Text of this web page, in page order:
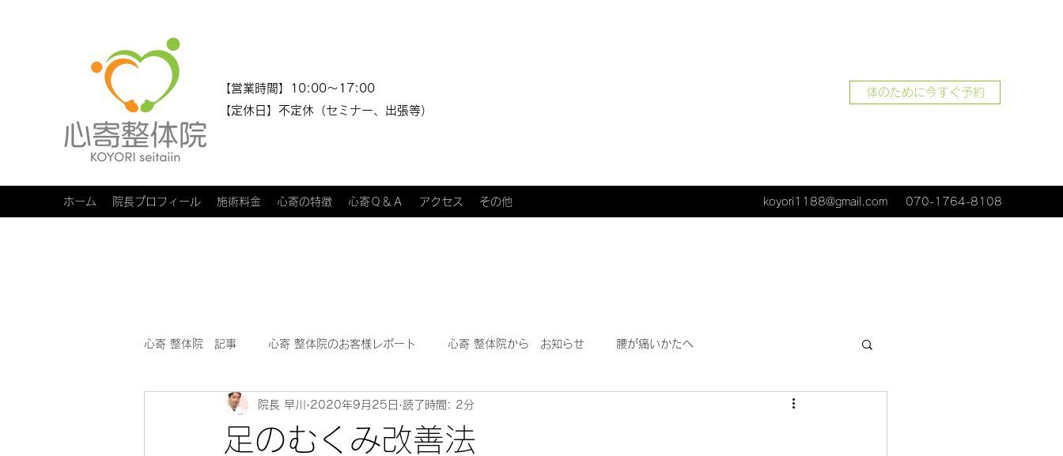
​​【営業時間】10:00～17:00
【定休日】不定休（セミナー、出張等）
体のために今すぐ予約
ホーム 院長プロフィール 施術料金 心寄の特徴 心寄Ｑ＆Ａ アクセス その他 koyori1188@gmail.com 070-1764-8108
心寄 整体院 記事 心寄 整体院のお客様レポート 心寄 整体院から お知らせ 腰が痛いかたへ
心寄 整体院 健康教室～身体のソムリエ～
足のむくみ改善法
院長 早川 2020年9月25日 読了時間: 2分